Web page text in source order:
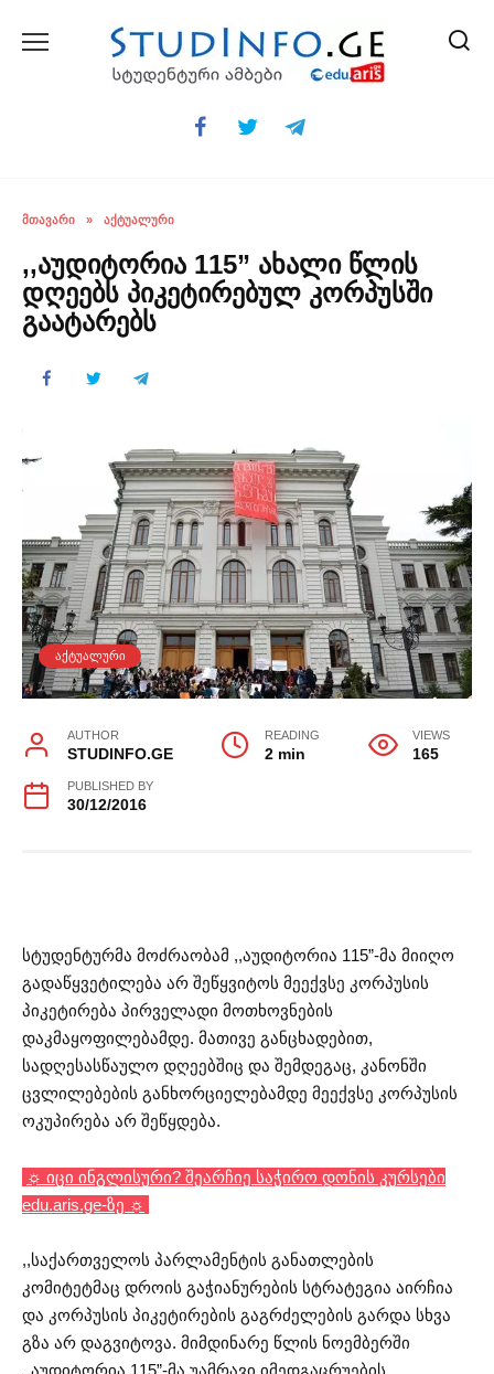
ᲛᲗᲐᲕᲐᲠᲘ » ᲐᲥᲢᲣᲐᲚᲣᲠᲘ
,,აუდიტორია 115” ახალი წლის
დღეებს პიკეტირებულ კორპუსში
გაატარებს
ᲐᲥᲢᲣᲐᲚᲣᲠᲘ
AUTHOR
STUDINFO.GE
READING
2 min
VIEWS
165
PUBLISHED BY
30/12/2016
სტუდენტურმა მოძრაობამ ,,აუდიტორია 115”-მა მიიღო
გადაწყვეტილება არ შეწყვიტოს მეექვსე კორპუსის
პიკეტირება პირველადი მოთხოვნების
დაკმაყოფილებამდე. მათივე განცხადებით,
სადღესასწაულო დღეებშიც და შემდეგაც, კანონში
ცვლილებების განხორციელებამდე მეექვსე კორპუსის
ოკუპირება არ შეწყდება.
☼ იცი ინგლისური? შეარჩიე საჭირო დონის კურსები
edu.aris.ge-ზე ☼
,,საქართველოს პარლამენტის განათლების
კომიტეტმაც დროის გაჭიანურების სტრატეგია აირჩია
და კორპუსის პიკეტირების გაგრძელების გარდა სხვა
გზა არ დაგვიტოვა. მიმდინარე წლის ნოემბერში